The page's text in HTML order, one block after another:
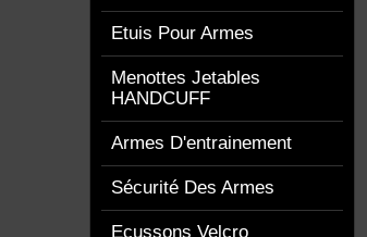
Etuis Pour Armes
Menottes Jetables
HANDCUFF
Armes D'entrainement
Sécurité Des Armes
Ecussons Velcro